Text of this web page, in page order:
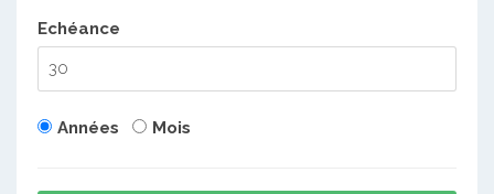
Echéance
Années Mois